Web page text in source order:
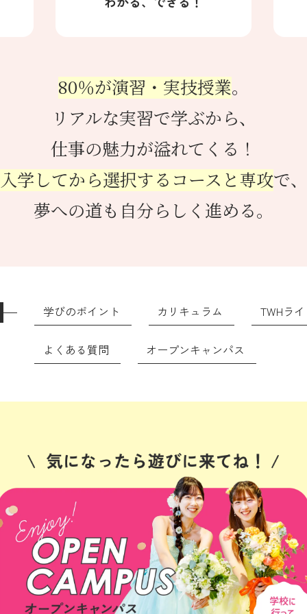
80％が演習・実技授業。
リアルな実習で学ぶから、
仕事の魅力が溢れてくる！
入学してから選択するコースと専攻で、
夢への道も自分らしく進める。
学びのポイント カリキュラム TWHラ
よくある質問 オープンキャンパス